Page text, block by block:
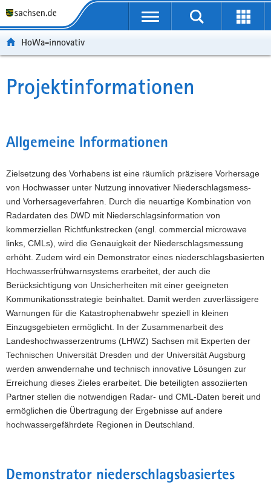
t
ü
g
e
i
f
e
n
d
e
N
a
v
i
g
a
t
i
o
n
t
n
g
t
i
o
n
p
n
t
t
-
e
c
h
HoWa-innovativ
Hauptinhalt
Projektinformationen
Allgemeine Informationen
Zielsetzung des Vorhabens ist eine räumlich präzisere Vorhersage
von Hochwasser unter Nutzung innovativer Niederschlagsmess-
und Vorhersageverfahren. Durch die neuartige Kombination von
Radardaten des DWD mit Niederschlagsinformation von
kommerziellen Richtfunkstrecken (engl. commercial microwave
links, CMLs), wird die Genauigkeit der Niederschlagsmessung
erhöht. Zudem wird ein Demonstrator eines niederschlagsbasierten
Hochwasserfrühwarnsystems erarbeitet, der auch die
Berücksichtigung von Unsicherheiten mit einer geeigneten
Kommunikationsstrategie beinhaltet. Damit werden zuverlässigere
Warnungen für die Katastrophenabwehr speziell in kleinen
Einzugsgebieten ermöglicht. In der Zusammenarbeit des
Landeshochwasserzentrums (LHWZ) Sachsen mit Experten der
Technischen Universität Dresden und der Universität Augsburg
werden anwendernahe und technisch innovative Lösungen zur
Erreichung dieses Zieles erarbeitet. Die beteiligten assoziierten
Partner stellen die notwendigen Radar- und CML-Daten bereit und
ermöglichen die Übertragung der Ergebnisse auf andere
hochwassergefährdete Regionen in Deutschland.
Demonstrator niederschlagsbasiertes